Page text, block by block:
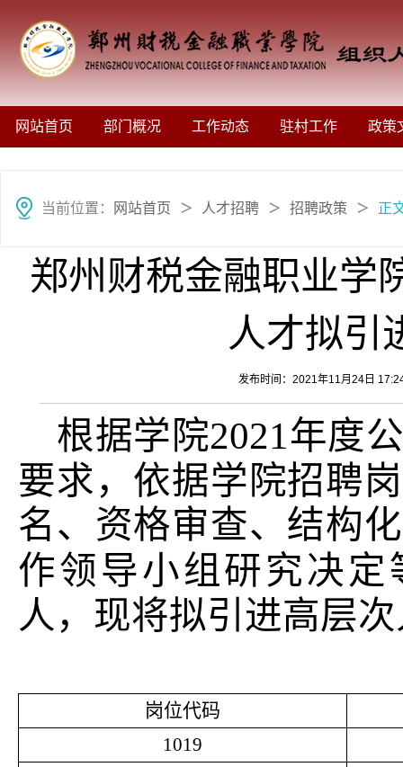
网站首页 部门概况 工作动态 驻村工作 政策
当前位置： 网站首页 ＞ 人才招聘 ＞ 招聘政策 ＞ 正
郑州财税金融职业学
人才拟引
发布时间：2021年11月24日
根据学院2021年度
要求，依据学院招聘
名、资格审查、结构
作领导小组研究决
人，现将拟引进高层
岗位代码
1019